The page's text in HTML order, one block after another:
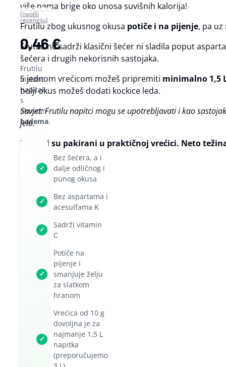
(napiši
recenziju)
0,46€
Frutilu
instant
napitak
s
okusom
badema.
✓
Bez šećera, a i
dalje odličnog i
punog okusa
✓
Bez aspartama i
acesulfama K
✓
Sadrži vitamin
C
✓
Potiče na
pijenje i
smanjuje želju
za slatkom
hranom
✓
Vrećica od 10 g
dovoljna je za
najmanje 1,5 L
napitka
(preporučujemo
više nema brige oko unosa suvišnih kalorija!
Frutilu zbog ukusnog okusa potiče i na pijenje, pa
Frutilu ne sadrži klasični šećer ni sladila poput
šećera i drugih nekorisnih sastojaka.
S jednom vrećicom možeš pripremiti minimalno 1,5
bolji okus možeš dodati kockice leda.
Savjet: Frutilu napitci mogu se upotrebljavati i kao
jelo.
Napitci su pakirani u praktičnoj vrećici. Neto